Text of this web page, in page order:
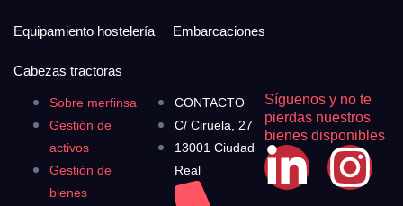
Sobre merfinsa
Gestión de
activos
Gestión de
bienes
CONTACTO
C/ Ciruela, 27
13001 Ciudad
Real
Síguenos y no te
pierdas nuestros
bienes disponibles
Equipamiento hostelería Embarcaciones
Cabezas tractoras